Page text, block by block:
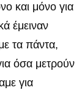
και μόνο για
έμειναν
τα πάντα,
όσα μετρούν
για